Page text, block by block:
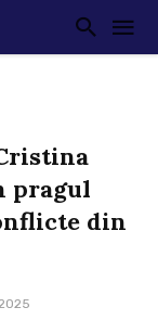
pragul
din